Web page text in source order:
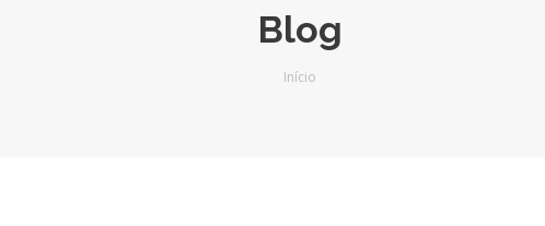
Blog
Você está aqui:
Início